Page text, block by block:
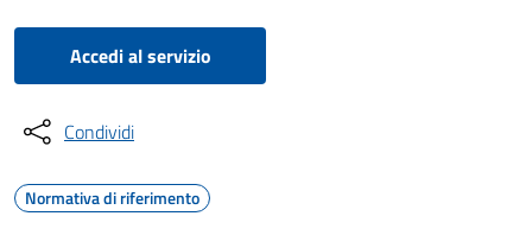
Accedi al servizio
Condividi
Normativa di riferimento